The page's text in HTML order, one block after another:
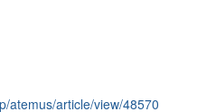
atemus/article/view/48570